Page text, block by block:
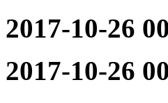
2017-10-26
2017-10-26